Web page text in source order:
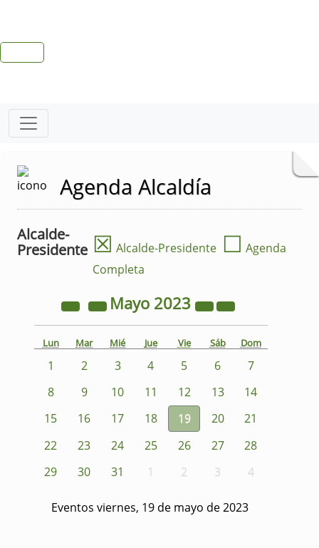
Agenda Alcaldía
Alcalde-
Presidente ☒ Alcalde-Presidente ☐ Agenda
Completa
Mayo 2023
Lun Mar Mié Jue Vie Sáb Dom
1 2 3 4 5 6
7
8
9 10 11 12 13
14
15
16 17 18 19 20
21
22
23 24 25 26 27
28
29
30 31 1 2 3 4
Eventos viernes, 19 de mayo de 2023